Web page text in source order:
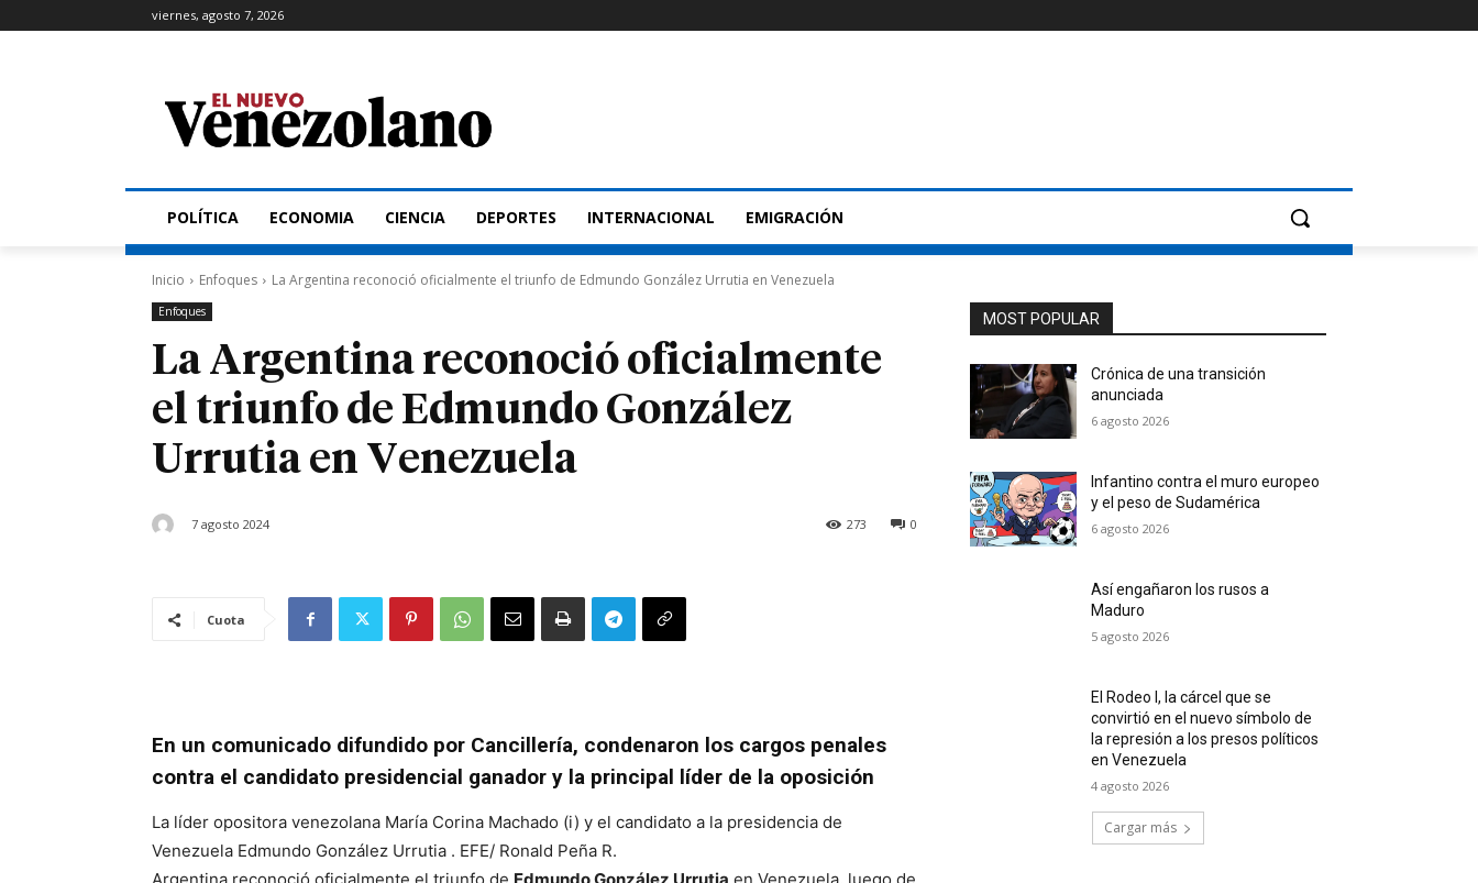
viernes, agosto 7, 2026
POLÍTICA ECONOMIA CIENCIA DEPORTES INTERNACIONAL EMIGRACIÓN
Inicio Enfoques La Argentina reconoció oficialmente el triunfo de Edmundo González Urrutia en Venezuela
Enfoques
La Argentina reconoció oficialmente
el triunfo de Edmundo González
Urrutia en Venezuela
7 agosto 2024 0
273
Cuota
En un comunicado difundido por Cancillería, condenaron los cargos penales
contra el candidato presidencial ganador y la principal líder de la oposición
La líder opositora venezolana María Corina Machado (i) y el candidato a la presidencia de
Venezuela Edmundo González Urrutia . EFE/ Ronald Peña R.
MOST POPULAR
Crónica de una transición
anunciada
6 agosto 2026
Infantino contra el muro europeo
y el peso de Sudamérica
6 agosto 2026
Así engañaron los rusos a
Maduro
5 agosto 2026
El Rodeo I, la cárcel que se
convirtió en el nuevo símbolo de
la represión a los presos políticos
en Venezuela
4 agosto 2026
Cargar más